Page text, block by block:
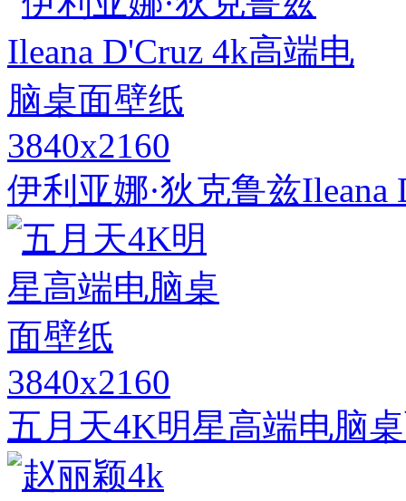
3840x2160
伊利亚娜·狄克鲁兹
3840x2160
五月天4K明星高端电脑